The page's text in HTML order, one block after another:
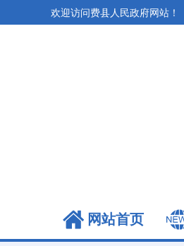
欢迎访问费县人民政府网站！
网站首页